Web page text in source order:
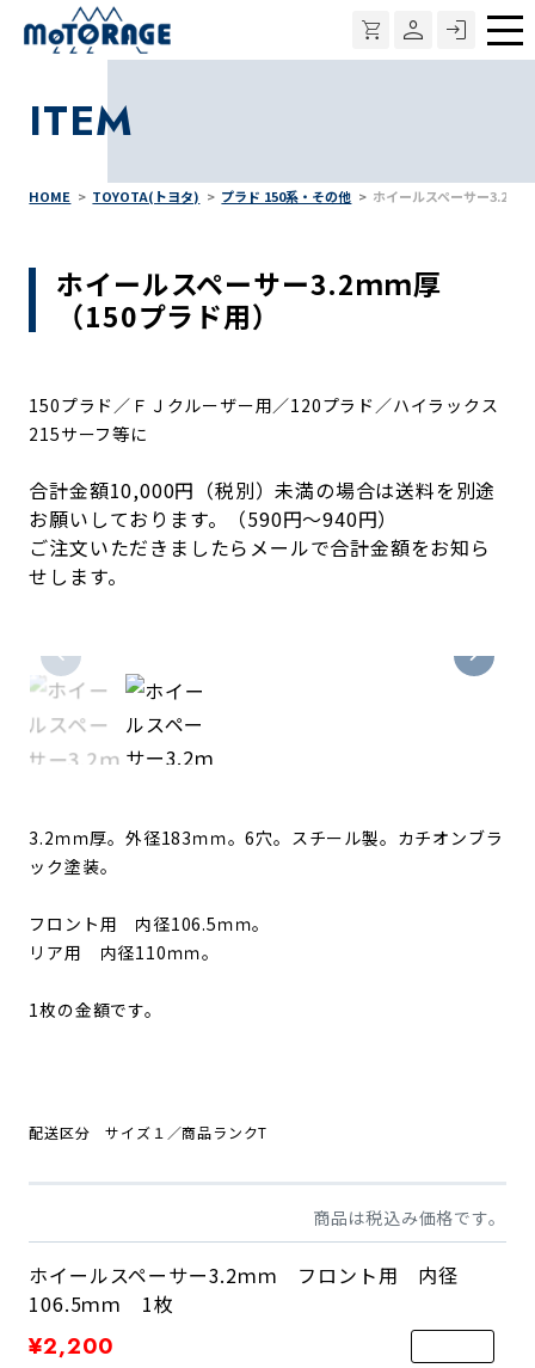
ITEM
HOME TOYOTA(トヨタ) プラド 150系・その他 ホイールスペーサー3.2ｍ
ホイールスペーサー3.2ｍｍ厚
（150プラド用）
150プラド／ＦＪクルーザー用／120プラド／ハイラックス
215サーフ等に
合計金額10,000円（税別）未満の場合は送料を別途
お願いしております。（590円～940円）
ご注文いただきましたらメールで合計金額をお知ら
せします。
3.2ｍｍ厚。外径183ｍｍ。6穴。 スチール製。カチオンブラ
ック塗装。
フロント用 内径106.5ｍｍ。
リア用 内径110ｍｍ。
1枚の金額です。
配送区分 サイズ１／商品ランクT
商品は税込み価格です。
ホイールスペーサー3.2ｍｍ フロント用 内径
106.5ｍｍ 1枚
¥2,200
メ